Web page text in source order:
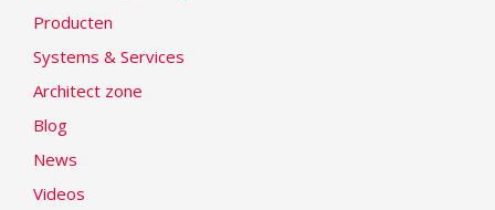
Producten
Systems & Services
Architect zone
Blog
News
Videos